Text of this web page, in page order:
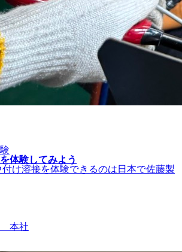
体験してみよう
付け溶接を体験できるのは日本で佐藤製
本社